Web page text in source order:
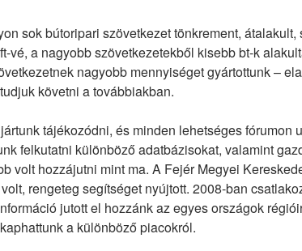
sok bútoripari szövetkezet tönkrement,
vé, a nagyobb szövetkezetekből kisebb bt-k
nagyobb mennyiséget gyártottunk –
követni a továbbiakban.
tájékozódni, és minden lehetséges fórumon
felkutatni különböző adatbázisokat, valamint
volt hozzájutni mint ma. A Fejér Megyei
rengeteg segítséget nyújtott. 2008-ban
jutott el hozzánk az egyes országok
a különböző piacokról.